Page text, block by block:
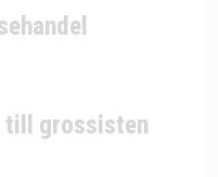
till grossisten